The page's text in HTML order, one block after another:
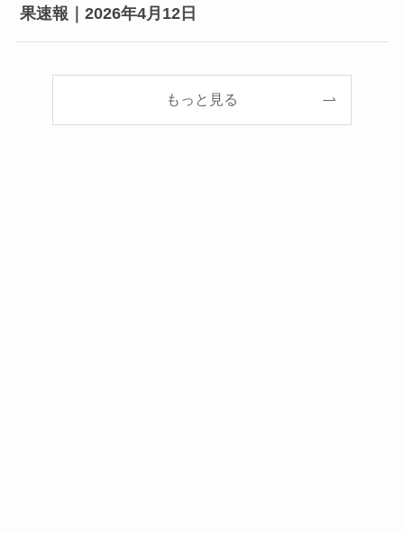
果速報｜2026年4月12日
もっと見る